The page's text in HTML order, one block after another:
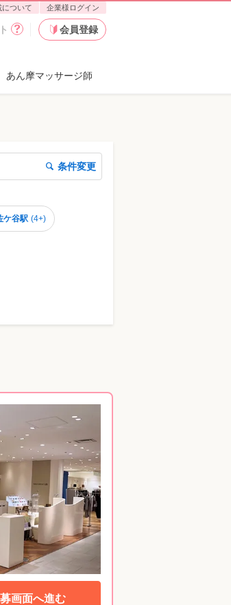
について 企業様ログイン
会員登録
あん摩マッサージ師
条件変更
ケ谷駅 (4+)
画面へ進む